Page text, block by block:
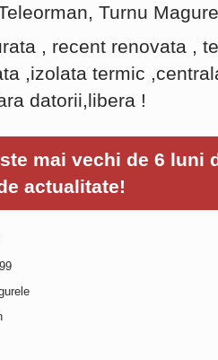
Turnu
, recent renovata ,
,izolata termic
datorii,libera !
mai vechi de 6 luni
actualitate!